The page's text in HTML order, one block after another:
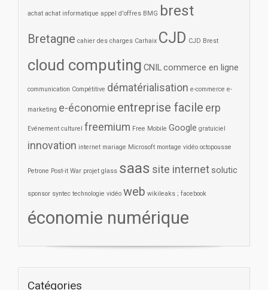
achat achat informatique appel d'offres BMG brest
Bretagne cahier des charges Carhaix CJD CJD Brest
cloud computing CNILcommerce en ligne
communication Compétitive dématérialisation e-commerce e-
marketing e-économie entreprise facile erp
Evénement culturel freemium Free Mobile Google gratuiciel
innovation internet mariage Microsoft montage vidéo octopousse
Petrone Post-it War projet glass saas site internet solutic
sponsor syntec technologie vidéo web wikileaks ; facebook
économie numérique
Catégories